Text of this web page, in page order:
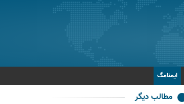
ایمنامگ
مطالب دیگر